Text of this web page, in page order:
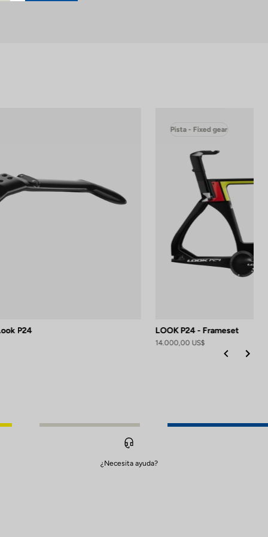
P24
Pista - Fixed gear
LOOK P24 - Frameset
14.000,00 US$
¿Necesita ayuda?